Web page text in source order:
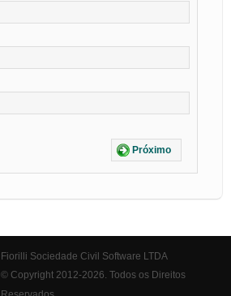
Próximo
Fiorilli Sociedade Civil Software LTDA
© Copyright 2012-2026. Todos os Direitos